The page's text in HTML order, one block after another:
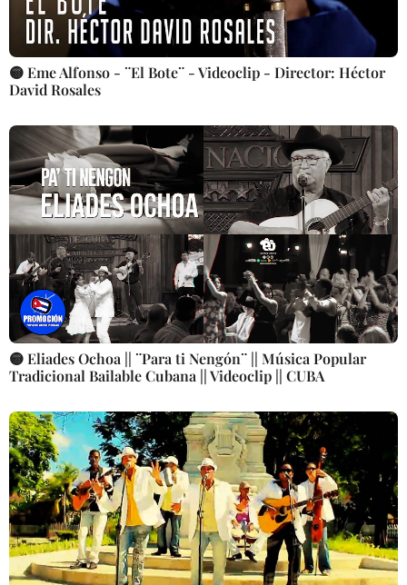
🟡 Eme Alfonso - ¨El Bote¨ - Videoclip - Director: Héctor
David Rosales
🟡 Eliades Ochoa || ¨Para ti Nengón¨ || Música Popular
Tradicional Bailable Cubana || Videoclip || CUBA